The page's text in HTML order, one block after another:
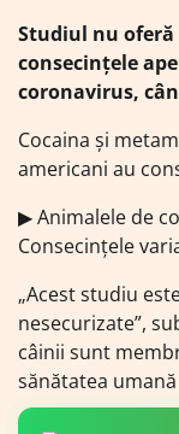
Studiul nu
consecințele
coronavirus,
Cocaina și
americani au
▶︎ Animalele de
Consecințele
„Acest studiu
nesecurizate”,
câinii sunt
sănătatea